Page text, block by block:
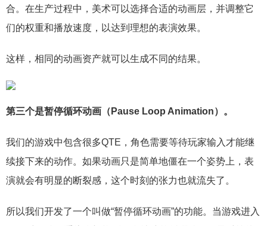
合。在生产过程中，美术可以选择合适的动画层，并调整它
们的权重和播放速度，以达到理想的表演效果。
这样，相同的动画资产就可以生成不同的结果。
第三个是暂停循环动画（Pause Loop Animation）。
我们的游戏中包含很多QTE，角色需要等待玩家输入才能继
续接下来的动作。如果动画只是简单地僵在一个姿势上，表
演就会有明显的断裂感，这个时刻的张力也就流失了。
所以我们开发了一个叫做“暂停循环动画”的功能。当游戏进入